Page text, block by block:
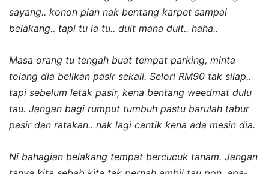
sayang.. konon plan nak bentang karpet sampai
belakang.. tapi tu la tu.. duit mana duit.. haha..
Masa orang tu tengah buat tempat parking, minta
tolang dia belikan pasir sekali. Selori RM90 tak silap..
tapi sebelum letak pasir, kena bentang weedmat dulu
tau. Jangan bagi rumput tumbuh pastu barulah tabur
pasir dan ratakan.. nak lagi cantik kena ada mesin dia.
Ni bahagian belakang tempat bercucuk tanam. Jangan